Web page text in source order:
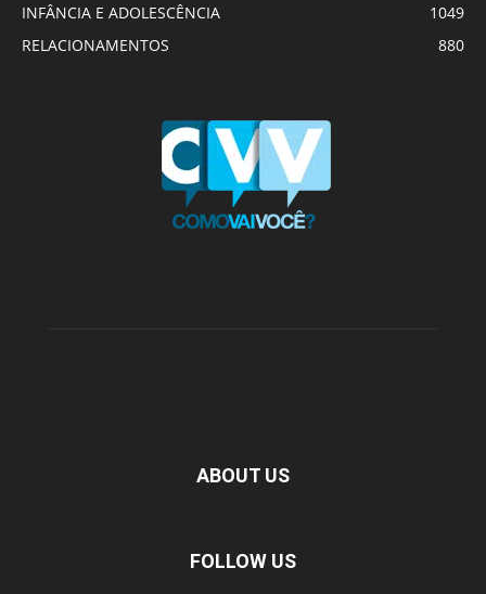
INFÂNCIA E ADOLESCÊNCIA
1049
RELACIONAMENTOS
880
ABOUT US
FOLLOW US